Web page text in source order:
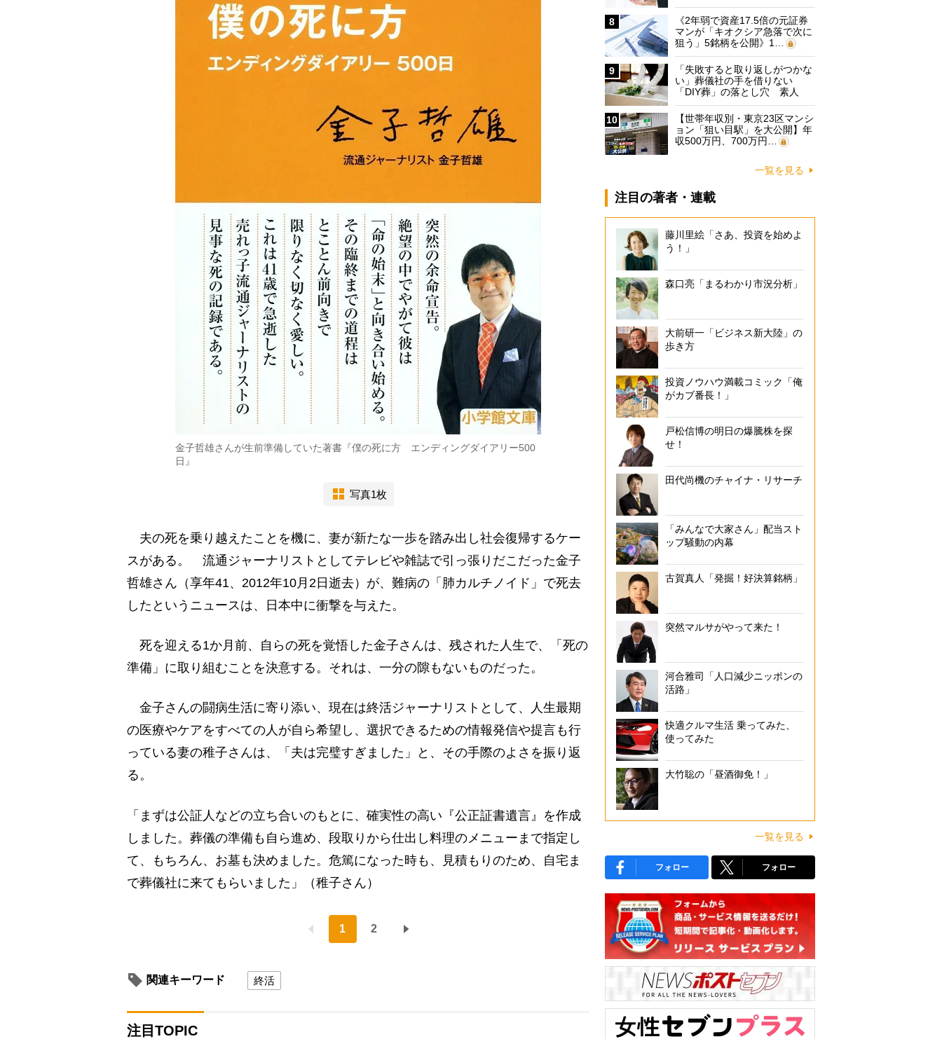
金子哲雄さんが生前準備していた著書『僕の死に方 エンディングダイアリー500
日』
写真1枚
夫の死を乗り越えたことを機に、妻が新たな一歩を踏み出し社会復帰するケー
スがある。 流通ジャーナリストとしてテレビや雑誌で引っ張りだこだった金子
哲雄さん（享年41、2012年10月2日逝去）が、難病の「肺カルチノイド」で死去
したというニュースは、日本中に衝撃を与えた。
死を迎える1か月前、自らの死を覚悟した金子さんは、残された人生で、「死の
準備」に取り組むことを決意する。それは、一分の隙もないものだった。
金子さんの闘病生活に寄り添い、現在は終活ジャーナリストとして、人生最期
の医療やケアをすべての人が自ら希望し、選択できるための情報発信や提言も行
っている妻の稚子さんは、「夫は完璧すぎました」と、その手際のよさを振り返
る。
「まずは公証人などの立ち合いのもとに、確実性の高い『公正証書遺言』を作成
しました。葬儀の準備も自ら進め、段取りから仕出し料理のメニューまで指定し
て、もちろん、お墓も決めました。危篤になった時も、見積もりのため、自宅ま
で葬儀社に来てもらいました」（稚子さん）
1 2
関連キーワード 終活
注目TOPIC
8
《2年弱で資産17.5倍の元証券
マンが「キオクシア急落で次に
狙う」5銘柄を公開》1…
9
「失敗すると取り返しがつかな
い」葬儀社の手を借りない
「DIY葬」の落とし穴 素人
に…
10
【世帯年収別・東京23区マンシ
ョン「狙い目駅」を大公開】年
収500万円、700万円…
一覧を見る
注目の著者・連載
藤川里絵「さあ、投資を始めよ
う！」
森口亮「まるわかり市況分析」
大前研一「ビジネス新大陸」の
歩き方
投資ノウハウ満載コミック「俺
がカブ番長！」
戸松信博の明日の爆騰株を探
せ！
田代尚機のチャイナ・リサーチ
「みんなで大家さん」配当スト
ップ騒動の内幕
古賀真人「発掘！好決算銘柄」
突然マルサがやって来た！
河合雅司「人口減少ニッポンの
活路」
快適クルマ生活 乗ってみた、
使ってみた
大竹聡の「昼酒御免！」
一覧を見る
フォロー フォロー